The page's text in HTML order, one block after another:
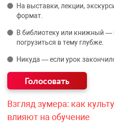
На выставки, лекции,
формат.
В библиотеку или книжный —
погрузиться в тему глубже.
Никуда — если урок
Взгляд зумера: как
влияют на обучение